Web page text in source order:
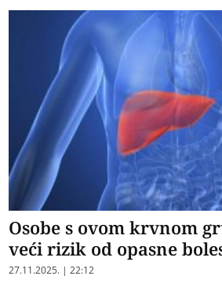
Osobe s ovom krvnom
veći rizik od opasne
27.11.2025. | 22:12